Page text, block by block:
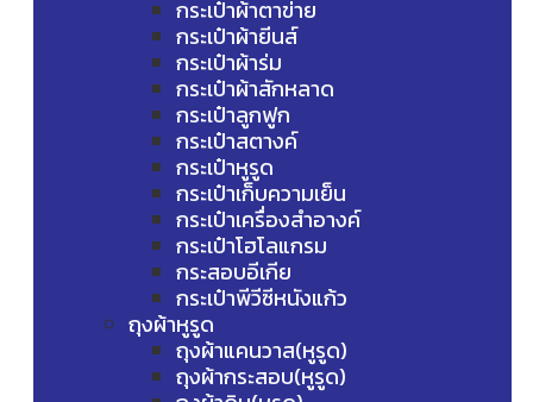
กระเป๋าผ้าตาข่าย
กระเป๋าผ้ายีนส์
กระเป๋าผ้าร่ม
กระเป๋าผ้าสักหลาด
กระเป๋าลูกฟูก
กระเป๋าสตางค์
กระเป๋าหูรูด
กระเป๋าเก็บความเย็น
กระเป๋าเครื่องสำอางค์
กระเป๋าโฮโลแกรม
กระสอบอีเกีย
กระเป๋าพีวีซีหนังแก้ว
ถุงผ้าหูรูด
ถุงผ้าแคนวาส(หูรูด)
ถุงผ้ากระสอบ(หูรูด)